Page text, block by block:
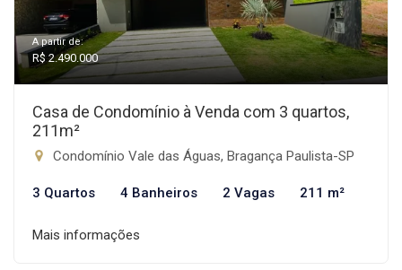
A partir de:
R$ 2.490.000
Casa de Condomínio à Venda com 3 quartos,
211m²
Condomínio Vale das Águas, Bragança Paulista-SP
3 Quartos 4 Banheiros 2 Vagas 211 m²
Mais informações